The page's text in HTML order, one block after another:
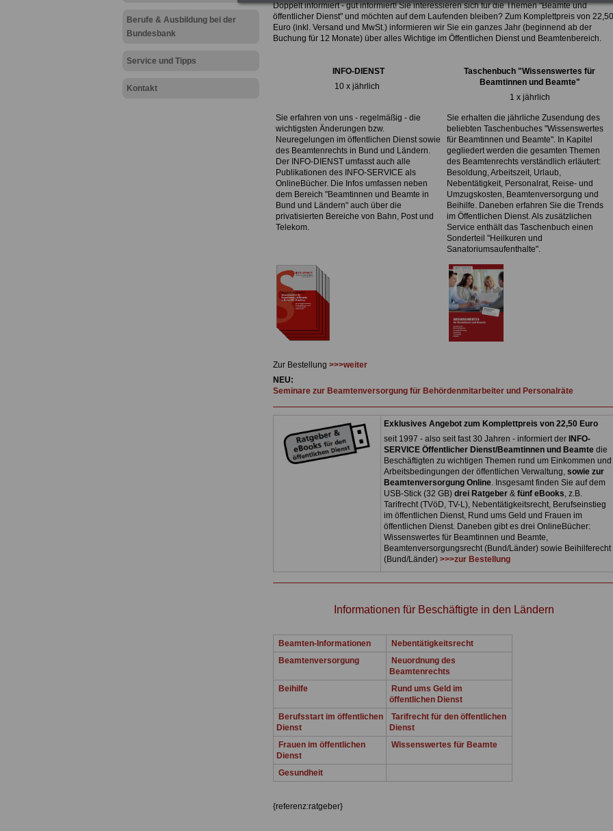
Berufe & Ausbildung bei der
Bundesbank
Service und Tipps
Kontakt
Doppelt informiert - gut informiert! Sie interessieren sich für die Themen "Beamte und
öffentlicher Dienst" und möchten auf dem Laufenden bleiben? Zum Komplettpreis von 22,50
Euro (inkl. Versand und MwSt.) informieren wir Sie ein ganzes Jahr (beginnend ab der
Buchung für 12 Monate) über alles Wichtige im Öffentlichen Dienst und Beamtenbereich.
INFO-DIENST
10 x jährlich
Taschenbuch "Wissenswertes für
Beamtinnen und Beamte"
1 x jährlich
Sie erfahren von uns - regelmäßig - die
wichtigsten Änderungen bzw.
Neuregelungen im öffentlichen Dienst sowie
des Beamtenrechts in Bund und Ländern.
Der INFO-DIENST umfasst auch alle
Publikationen des INFO-SERVICE als
OnlineBücher. Die Infos umfassen neben
dem Bereich "Beamtinnen und Beamte in
Bund und Ländern" auch über die
privatisierten Bereiche von Bahn, Post und
Telekom.
Sie erhalten die jährliche Zusendung des
beliebten Taschenbuches "Wissenswertes
für Beamtinnen und Beamte". In Kapitel
gegliedert werden die gesamten Themen
des Beamtenrechts verständlich erläutert:
Besoldung, Arbeitszeit, Urlaub,
Nebentätigkeit, Personalrat, Reise- und
Umzugskosten, Beamtenversorgung und
Beihilfe. Daneben erfahren Sie die Trends
im Öffentlichen Dienst. Als zusätzlichen
Service enthält das Taschenbuch einen
Sonderteil "Heilkuren und
Sanatoriumsaufenthalte".
Zur Bestellung >>>weiter
NEU:
Seminare zur Beamtenversorgung für Behördenmitarbeiter und Personalräte
Exklusives Angebot zum Komplettpreis von 22,50 Euro
seit 1997 - also seit fast 30 Jahren - informiert der INFO-
SERVICE Öffentlicher Dienst/Beamtinnen und Beamtedie
Beschäftigten zu wichtigen Themen rund um Einkommen und
Arbeitsbedingungen der öffentlichen Verwaltung,sowie zur
Beamtenversorgung Online. Insgesamt finden Sie auf dem
USB-Stick (32 GB) drei Ratgeber& fünf eBooks, z.B.
Tarifrecht (TVöD, TV-L), Nebentätigkeitsrecht, Berufseinstieg
im öffentlichen Dienst, Rund ums Geld und Frauen im
öffentlichen Dienst. Daneben gibt es drei OnlineBücher:
Wissenswertes für Beamtinnen und Beamte,
Beamtenversorgungsrecht (Bund/Länder) sowie Beihilferecht
(Bund/Länder) >>>zur Bestellung
Informationen für Beschäftigte in den Ländern
Beamten-Informationen
Nebentätigkeitsrecht
Beamtenversorgung
Neuordnung des
Beamtenrechts
Beihilfe
Rund ums Geld im
öffentlichen Dienst
Berufsstart im öffentlichen
Dienst
Tarifrecht für den öffentlichen
Dienst
Frauen im öffentlichen
Dienst
Wissenswertes für Beamte
Gesundheit
{referenz:ratgeber}